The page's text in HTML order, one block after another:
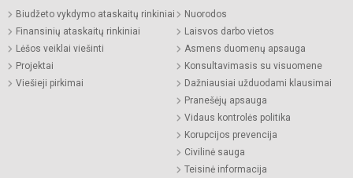
Biudžeto vykdymo ataskaitų rinkiniai
Finansinių ataskaitų rinkiniai
Lėšos veiklai viešinti
Projektai
Viešieji pirkimai
Nuorodos
Laisvos darbo vietos
Asmens duomenų apsauga
Konsultavimasis su visuomene
Dažniausiai užduodami klausimai
Pranešėjų apsauga
Vidaus kontrolės politika
Korupcijos prevencija
Civilinė sauga
Teisinė informacija